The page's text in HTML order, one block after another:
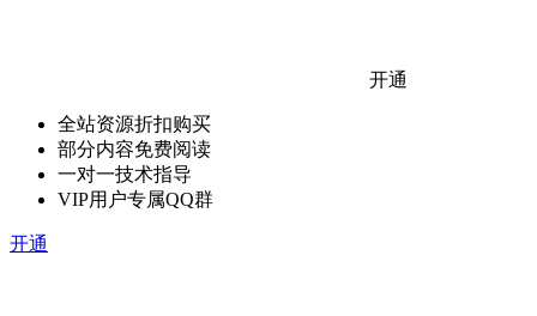
开通
全站资源折扣购买
部分内容免费阅读
一对一技术指导
VIP用户专属QQ群
开通